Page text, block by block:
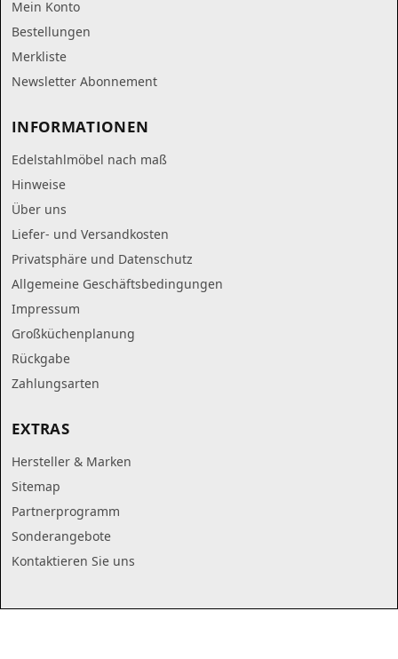
Mein Konto
Bestellungen
Merkliste
Newsletter Abonnement
INFORMATIONEN
Edelstahlmöbel nach maß
Hinweise
Über uns
Liefer- und Versandkosten
Privatsphäre und Datenschutz
Allgemeine Geschäftsbedingungen
Impressum
Großküchenplanung
Rückgabe
Zahlungsarten
EXTRAS
Hersteller & Marken
Sitemap
Partnerprogramm
Sonderangebote
Kontaktieren Sie uns